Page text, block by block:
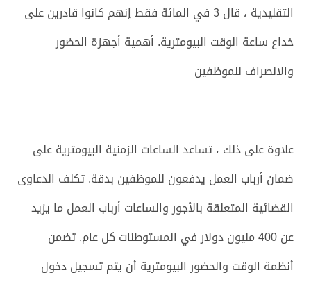
التقليدية ، قال 3 في المائة فقط إنهم كانوا قادرين على
خداع ساعة الوقت البيومترية. أهمية أجهزة الحضور
والانصراف للموظفين
علاوة على ذلك ، تساعد الساعات الزمنية البيومترية على
ضمان أرباب العمل يدفعون للموظفين بدقة. تكلف الدعاوى
القضائية المتعلقة بالأجور والساعات أرباب العمل ما يزيد
عن 400 مليون دولار في المستوطنات كل عام. تضمن
أنظمة الوقت والحضور البيومترية أن يتم تسجيل دخول